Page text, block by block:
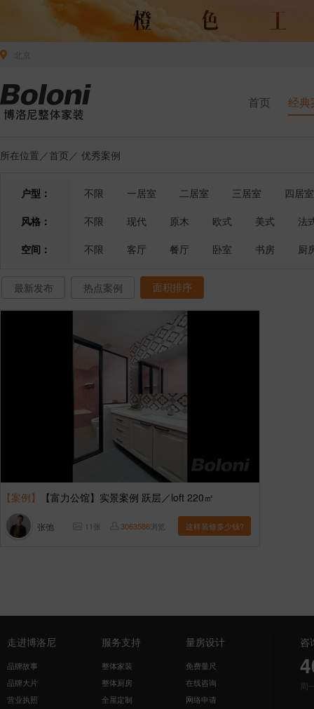
首页 经典
所在位置／首页 ／ 优秀案例
户型： 不限 一居室 二居室 三居室
四居室
风格：
不限 现代 原木 欧式 美式
法
空间：
不限 客厅 餐厅 卧室 书房 厨
最新发布 热点案例 面积排序
【案例】 【富力公馆】实景案例 跃层／loft 220㎡
张弛 11张 3063586浏览 这样装修多少钱?
走进博洛尼
品牌故事
品牌大片
营业执照
服务支持
整体家装
整体厨房
全屋定制
量房设计
免费量尺
在线咨询
网络申请
咨
周